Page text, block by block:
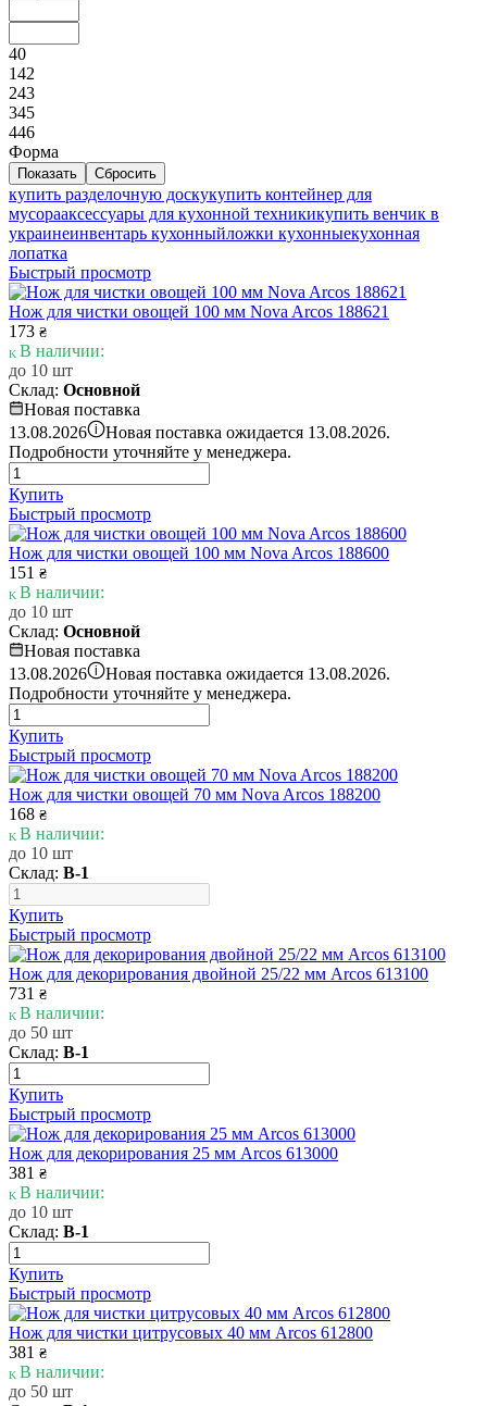
40
142
243
345
446
Форма
купить разделочную доскукупить контейнер для
мусорааксессуары для кухонной техникикупить венчик в
украинеинвентарь кухонныйложки кухонныекухонная
лопатка
Быстрый просмотр
Нож для чистки овощей 100 мм Nova Arcos 188621
173 ₴
В наличии:
до 10 шт
Склад: Основной
Новая поставка
13.08.2026 i Новая поставка ожидается 13.08.2026.
Подробности уточняйте у менеджера.
Купить
Быстрый просмотр
Нож для чистки овощей 100 мм Nova Arcos 188600
151 ₴
В наличии:
до 10 шт
Склад: Основной
Новая поставка
13.08.2026 i Новая поставка ожидается 13.08.2026.
Подробности уточняйте у менеджера.
Купить
Быстрый просмотр
Нож для чистки овощей 70 мм Nova Arcos 188200
168 ₴
В наличии:
до 10 шт
Склад: В-1
Купить
Быстрый просмотр
Нож для декорирования двойной 25/22 мм Arcos 613100
731 ₴
В наличии:
до 50 шт
Склад: В-1
Купить
Быстрый просмотр
Нож для декорирования 25 мм Arcos 613000
381 ₴
В наличии:
до 10 шт
Склад: В-1
Купить
Быстрый просмотр
Нож для чистки цитрусовых 40 мм Arcos 612800
381 ₴
В наличии:
до 50 шт